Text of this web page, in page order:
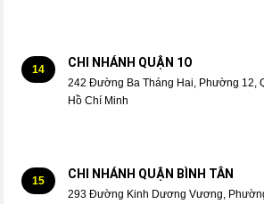
14 CHI NHÁNH QUẬN 1O
242 Đường Ba Tháng Hai, Phường 12,
Hồ Chí Minh
15 CHI NHÁNH QUẬN BÌNH TÂN
293 Đường Kinh Dương Vương,